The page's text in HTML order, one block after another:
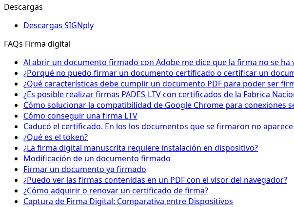
Descargas
Descargas SIGNply
FAQs Firma digital
Al abrir un documento firmado con Adobe me dice que la firma no se ha
¿Porqué no puedo firmar un documento certificado o certificar un
¿Qué características debe cumplir un documento PDF para poder ser
¿Es posible realizar firmas PADES-LTV con certificados de la Fabrica
Cómo solucionar la compatibilidad de Google Chrome para conexiones
Cómo conseguir una firma LTV
Caducó el certificado. En los los documentos que se firmaron no
¿Qué es el token?
¿La firma digital manuscrita requiere instalación en dispositivo?
Modificación de un documento firmado
Firmar un documento ya firmado
¿Puedo ver las firmas contenidas en un PDF con el visor del navegador?
¿Cómo adquirir o renovar un certificado de firma?
Captura de Firma Digital: Comparativa entre Dispositivos